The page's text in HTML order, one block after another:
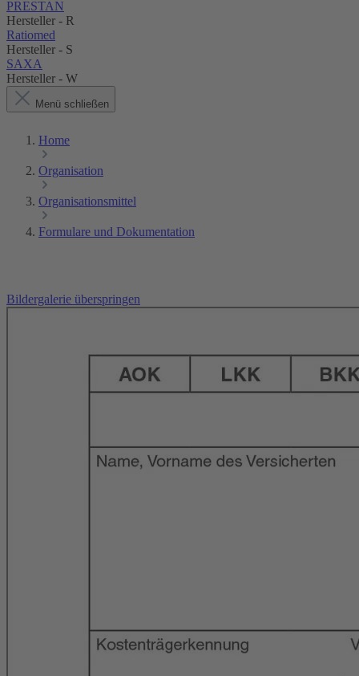
PRESTAN
Hersteller - R
Ratiomed
Hersteller - S
SAXA
Hersteller - W
Menü schließen
Home
Organisation
Organisationsmittel
Formulare und Dokumentation
Bildergalerie überspringen